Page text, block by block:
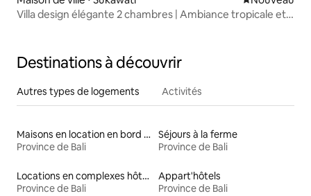
Villa design élégante 2 chambres | Ambiance tropicale et
Destinations à découvrir
Autres types de logements Activités
Maisons en location en bord de mer
Province de Bali
Séjours à la ferme
Province de Bali
Locations en complexes hôteliers
Province de Bali
Appart'hôtels
Province de Bali